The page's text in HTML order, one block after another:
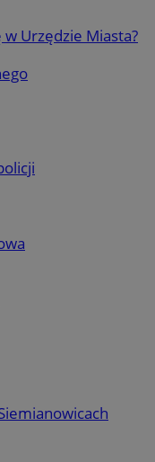
w Urzędzie Miasta?